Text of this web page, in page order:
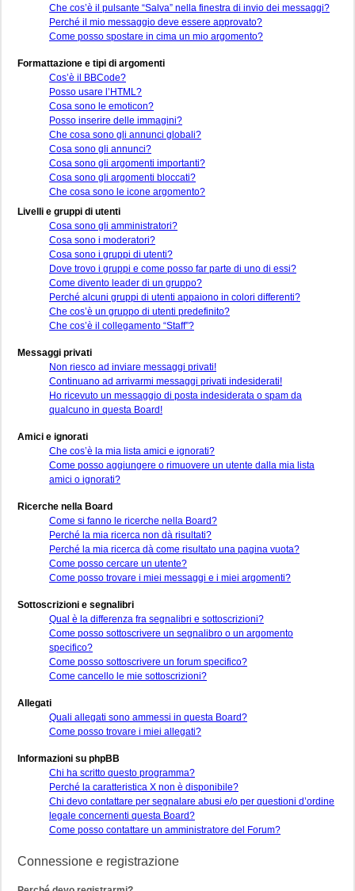
Che cos’è il pulsante “Salva” nella finestra di invio dei messaggi?
Perché il mio messaggio deve essere approvato?
Come posso spostare in cima un mio argomento?
Formattazione e tipi di argomenti
Cos’è il BBCode?
Posso usare l’HTML?
Cosa sono le emoticon?
Posso inserire delle immagini?
Che cosa sono gli annunci globali?
Cosa sono gli annunci?
Cosa sono gli argomenti importanti?
Cosa sono gli argomenti bloccati?
Che cosa sono le icone argomento?
Livelli e gruppi di utenti
Cosa sono gli amministratori?
Cosa sono i moderatori?
Cosa sono i gruppi di utenti?
Dove trovo i gruppi e come posso far parte di uno di essi?
Come divento leader di un gruppo?
Perché alcuni gruppi di utenti appaiono in colori differenti?
Che cos’è un gruppo di utenti predefinito?
Che cos’è il collegamento “Staff”?
Messaggi privati
Non riesco ad inviare messaggi privati!
Continuano ad arrivarmi messaggi privati indesiderati!
Ho ricevuto un messaggio di posta indesiderata o spam da
qualcuno in questa Board!
Amici e ignorati
Che cos’è la mia lista amici e ignorati?
Come posso aggiungere o rimuovere un utente dalla mia lista
amici o ignorati?
Ricerche nella Board
Come si fanno le ricerche nella Board?
Perché la mia ricerca non dà risultati?
Perché la mia ricerca dà come risultato una pagina vuota?
Come posso cercare un utente?
Come posso trovare i miei messaggi e i miei argomenti?
Sottoscrizioni e segnalibri
Qual è la differenza fra segnalibri e sottoscrizioni?
Come posso sottoscrivere un segnalibro o un argomento
specifico?
Come posso sottoscrivere un forum specifico?
Come cancello le mie sottoscrizioni?
Allegati
Quali allegati sono ammessi in questa Board?
Come posso trovare i miei allegati?
Informazioni su phpBB
Chi ha scritto questo programma?
Perché la caratteristica X non è disponibile?
Chi devo contattare per segnalare abusi e/o per questioni d’ordine
legale concernenti questa Board?
Come posso contattare un amministratore del Forum?
Connessione e registrazione